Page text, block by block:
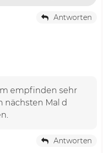
Antworten
empfinden sehr
nächsten Mal d
Antworten